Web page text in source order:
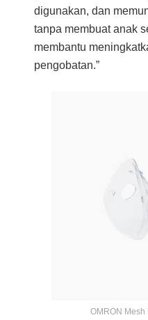
digunakan, dan
tanpa membuat anak
membantu
pengobatan.”
OMRON